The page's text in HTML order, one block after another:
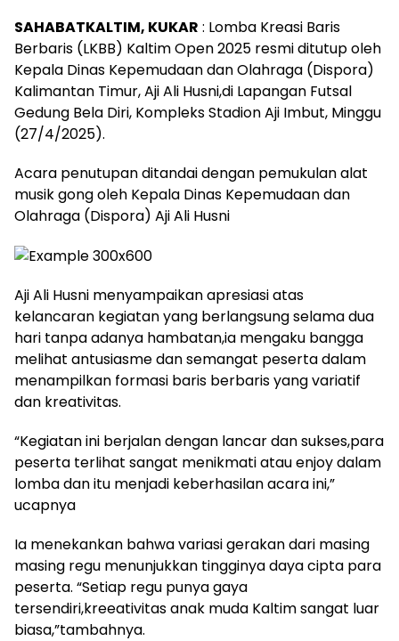
SAHABATKALTIM, KUKAR : Lomba Kreasi Baris
Berbaris (LKBB) Kaltim Open 2025 resmi ditutup oleh
Kepala Dinas Kepemudaan dan Olahraga (Dispora)
Kalimantan Timur, Aji Ali Husni,di Lapangan Futsal
Gedung Bela Diri, Kompleks Stadion Aji Imbut, Minggu
(27/4/2025).
Acara penutupan ditandai dengan pemukulan alat
musik gong oleh Kepala Dinas Kepemudaan dan
Olahraga (Dispora) Aji Ali Husni
Aji Ali Husni menyampaikan apresiasi atas
kelancaran kegiatan yang berlangsung selama dua
hari tanpa adanya hambatan,ia mengaku bangga
melihat antusiasme dan semangat peserta dalam
menampilkan formasi baris berbaris yang variatif
dan kreativitas.
“Kegiatan ini berjalan dengan lancar dan sukses,para
peserta terlihat sangat menikmati atau enjoy dalam
lomba dan itu menjadi keberhasilan acara ini,”
ucapnya
Ia menekankan bahwa variasi gerakan dari masing
masing regu menunjukkan tingginya daya cipta para
peserta. “Setiap regu punya gaya
tersendiri,kreeativitas anak muda Kaltim sangat luar
biasa,”tambahnya.